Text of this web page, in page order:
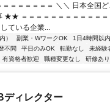
＝＝＝＝＝＝ ＼＼ 日本全国
＝＝＝＝＝＝＝＝＝＝＝＝
ている企業...
） 副業・WワークOK 1日4時間以
不問 平日のみOK 転勤なし 未経験
有資格者歓迎 職種変更なし 研修あり
ディレクター